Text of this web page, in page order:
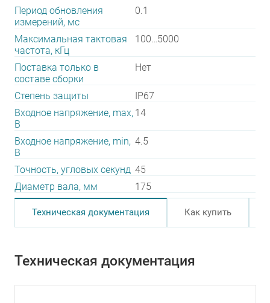
Период обновления
измерений, мс
0.1
Максимальная тактовая
частота, кГц
100…5000
Поставка только в
составе сборки
Нет
Степень защиты
IP67
Входное напряжение, max,
В
14
Входное напряжение, min,
В
4.5
Точность, угловых секунд 45
Диаметр вала, мм
175
Техническая документация Как купить
Техническая документация